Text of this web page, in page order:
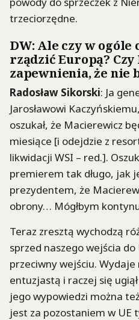
trzeciorzędne.
DW: Ale czy w ogóle
rządzić Europą?
zapewnienia, że nie
Radosław Sikorski: Ja
Jarosławowi
oszukał, że Macierewicz
miesiące [i odejdzie z
likwidacji WSI – red.].
premierem tak długo, jak
prezydentem, że
obrony… Mógłbym
Teraz zresztą wychodzą
sprzed naszego wejścia do
przeciwny wejściu. Wydaje
entuzjastą i raczej się
jego wypowiedzi można
jest za pozostaniem w UE